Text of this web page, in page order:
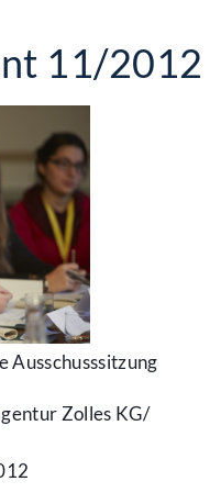
11/2012
Ausschusssitzung
Zolles KG/​